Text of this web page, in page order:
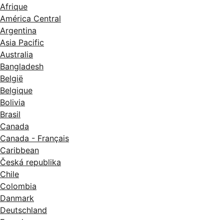
Afrique
América Central
Argentina
Asia Pacific
Australia
Bangladesh
België
Belgique
Bolivia
Brasil
Canada
Canada - Français
Caribbean
Česká republika
Chile
Colombia
Danmark
Deutschland